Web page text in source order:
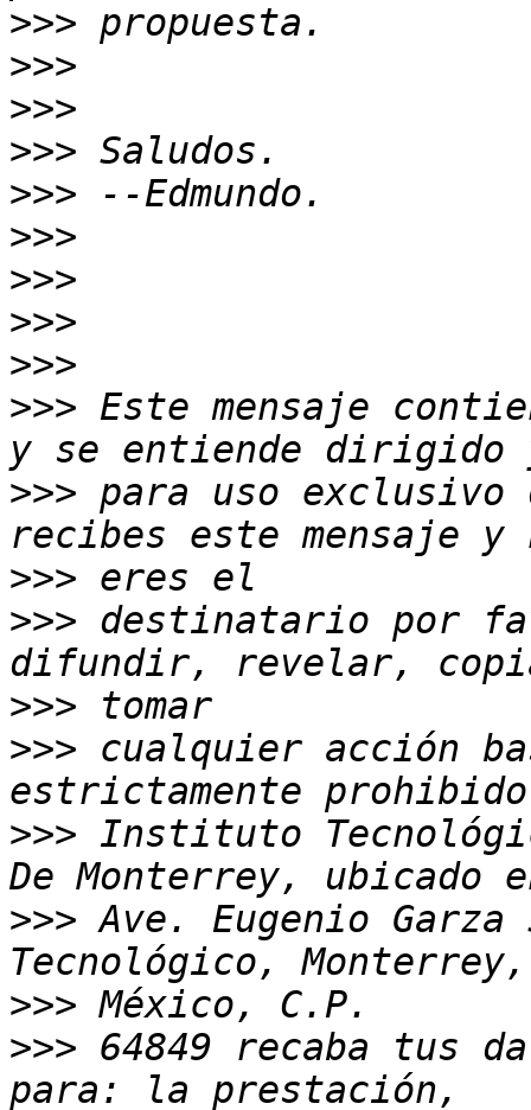
>>>
>>>
>>>
>>>
>>>
>>>
>>>
>>>
>>>
>>> Este mensaje
>>> para uso
>>>
>>> destinatario por
>>>
>>> cualquier acción
>>> Instituto
>>> Ave. Eugenio
>>>
>>> 64849 recaba tus